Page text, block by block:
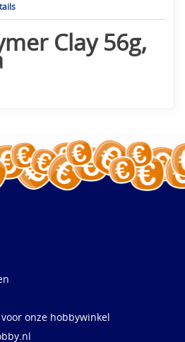
Clay 56g,
onze hobbywinkel